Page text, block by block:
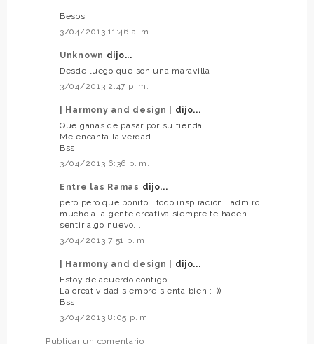
Besos
3/04/2013 11:46 a. m.
Unknown dijo...
Desde luego que son una maravilla
3/04/2013 2:47 p. m.
| Harmony and design |
dijo...
Qué ganas de pasar por su tienda.
Me encanta la verdad.
Bss
3/04/2013 6:36 p. m.
Entre las Ramas dijo...
pero pero que bonito...todo inspiración...admiro
mucho a la gente creativa siempre te hacen
sentir algo nuevo...
3/04/2013 7:51 p. m.
| Harmony and design |
dijo...
Estoy de acuerdo contigo.
La creatividad siempre sienta bien ;-))
Bss
3/04/2013 8:05 p. m.
Publicar un comentario